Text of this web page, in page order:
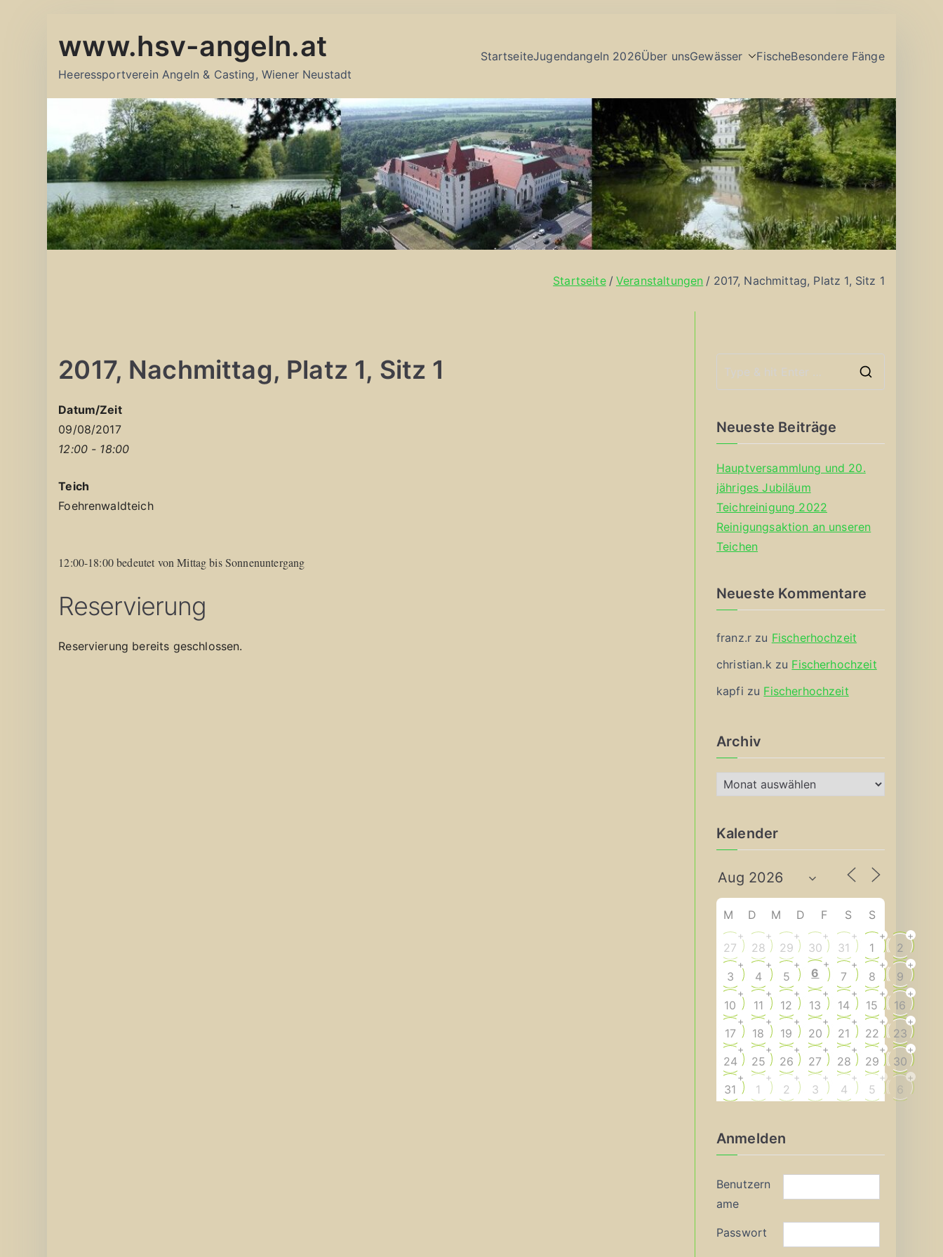
Inhalt
www.hsv-angeln.at
Heeressportverein Angeln & Casting, Wiener Neustadt
StartseiteJugendangeln 2026Über unsGewässer FischeBesondere Fänge
Startseite Veranstaltungen 2017, Nachmittag, Platz 1, Sitz 1
2017, Nachmittag, Platz 1, Sitz 1
Datum/Zeit
09/08/2017
12:00 - 18:00
Teich
Foehrenwaldteich
12:00-18:00 bedeutet von Mittag bis Sonnenuntergang
Reservierung
Reservierung bereits geschlossen.
Neueste Beiträge
Hauptversammlung und 20.
jähriges Jubiläum
Teichreinigung 2022
Reinigungsaktion an unseren
Teichen
Neueste Kommentare
franz.r zu Fischerhochzeit
christian.k zu Fischerhochzeit
kapfi zu Fischerhochzeit
Archiv
r
h
v
Kalender
M D M D F S S
27
+
28
+
29
+
30
+
31
+
1
+
2
+
3
+
4
+
5
+
6
+
7
+
8
+
9
+
10
+
11
+
12
+
13
+
14
+
15
+
16
+
17
+
18
+
19
+
20
+
21
+
22
+
23
+
24
+
25
+
26
+
27
+
28
+
29
+
30
+
31
+
1
+
2
+
3
+
4
+
5
+
6
+
Anmelden
Benutzern
ame
Passwort